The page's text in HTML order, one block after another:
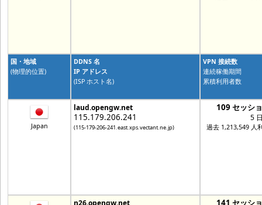
国・地域
(物理的位置)
DDNS 名
IP アドレス
(ISP ホスト名)
VPN 接続数
連続稼働期間
累積利用者数
Japan
laud.opengw.net
115.179.206.241
(115-179-206-241.east.xps.vectant.ne.jp)
109 セッシ
5
過去 1,213,549 人
n26.opengw.net 141 セッシ